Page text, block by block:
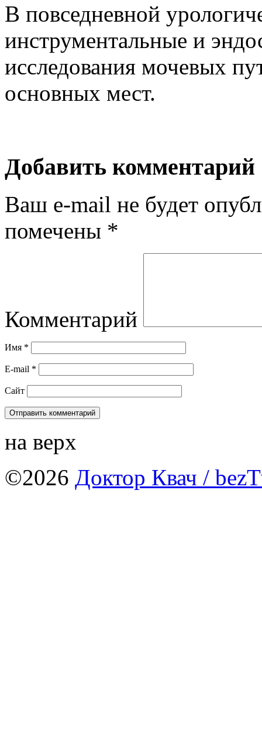
В повседневной
инструментальные и
исследования мочевых
основных мест.
Добавить комментарий
Ваш e-mail не будет
помечены *
Комментарий
Имя *
E-mail *
Сайт
на верх
©2026 Доктор Квач /